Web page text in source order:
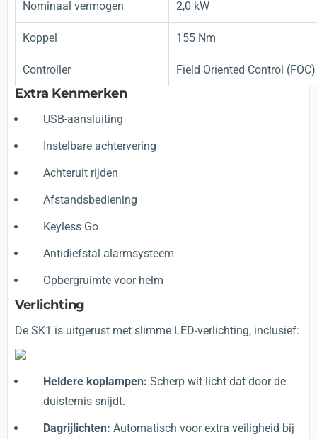
Nominaal vermogen 2,0 kW
Koppel 155 Nm
Controller Field Oriented Control (FOC)
Extra Kenmerken
USB-aansluiting
Instelbare achtervering
Achteruit rijden
Afstandsbediening
Keyless Go
Antidiefstal alarmsysteem
Opbergruimte voor helm
Verlichting
De SK1 is uitgerust met slimme LED-verlichting, inclusief:
Heldere koplampen: Scherp wit licht dat door de
duisternis snijdt.
Dagrijlichten: Automatisch voor extra veiligheid bij